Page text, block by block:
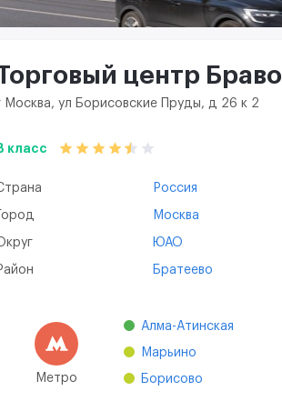
центр Браво
Москва, ул Борисовские Пруды, д 26 к 2
класс
Россия
Город Москва
ЮАО
Братеево
Метро
Алма-Атинская
Марьино
Борисово